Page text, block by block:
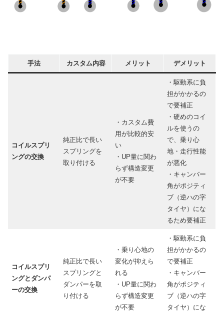
手法 カスタム内容 メリット デメリット
コイルスプリ
ングの交換
純正比で長い
スプリングを
取り付ける
・カスタム費
用が比較的安
い
・UP量に関わ
らず構造変更
が不要
・駆動系に負
担がかかるの
で要補正
・硬めのコイ
ルを使うの
で、乗り心
地・走行性能
が悪化
・キャンバー
角がポジティ
ブ（逆ハの字
タイヤ）にな
るため要補正
コイルスプリ
ングとダンパ
ーの交換
純正比で長い
スプリングと
ダンパーを取
り付ける
・乗り心地の
変化が抑えら
れる
・UP量に関わ
らず構造変更
が不要
・駆動系に負
担がかかるの
で要補正
・キャンバー
角がポジティ
ブ（逆ハの字
タイヤ）にな